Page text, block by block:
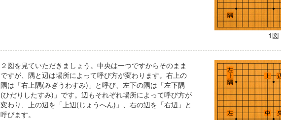
1図
２図を見ていただきましょう。中央は一つですからそのまま
ですが、隅と辺は場所によって呼び方が変わります。右上の
隅は「右上隅(みぎうわすみ)」と呼び、左下の隅は「左下隅
(ひだりしたすみ)」です。辺もそれぞれ場所によって呼び方が
変わり、上の辺を「上辺(じょうへん)」、右の辺を「右辺」と
呼びます。